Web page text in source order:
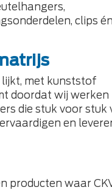
clips én
met kunststof
doordat wij werken
die stuk voor stuk
en
producten waar